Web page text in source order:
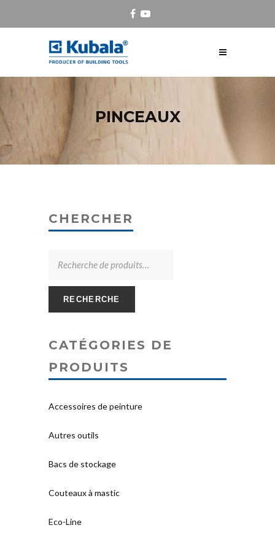
PINCEAUX
CHERCHER
RECHERCHE
CATÉGORIES DE
PRODUITS
Accessoires de peinture
Autres outils
Bacs de stockage
Couteaux à mastic
Eco-Line